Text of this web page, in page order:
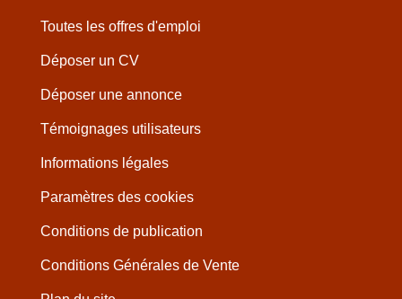
Toutes les offres d'emploi
Déposer un CV
Déposer une annonce
Témoignages utilisateurs
Informations légales
Paramètres des cookies
Conditions de publication
Conditions Générales de Vente